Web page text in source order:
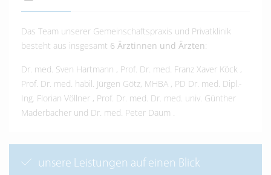
Das Team unserer Gemeinschaftspraxis und Privatklinik
besteht aus insgesamt 6 Ärztinnen und Ärzten:
Dr. med. Sven Hartmann , Prof. Dr. med. Franz Xaver Köck ,
Prof. Dr. med. habil. Jürgen Götz, MHBA , PD Dr. med. Dipl.-
Ing. Florian Völlner , Prof. Dr. med. Dr. med. univ. Günther
Maderbacher und Dr. med. Peter Daum .
unsere Leistungen auf einen Blick